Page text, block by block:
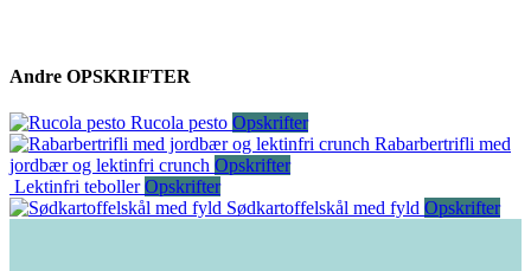
Andre OPSKRIFTER
Rucola pesto Opskrifter
Rabarbertrifli med
jordbær og lektinfri crunch Opskrifter
Lektinfri teboller Opskrifter
Sødkartoffelskål med fyld Opskrifter